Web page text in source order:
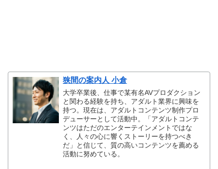
狭間の案内人 小倉
大学卒業後、仕事で某有名AVプロダクション
と関わる経験を持ち、アダルト業界に興味を
持つ。現在は、アダルトコンテンツ制作プロ
デューサーとして活動中。「アダルトコンテ
ンツはただのエンターテインメントではな
く、人々の心に響くストーリーを持つべき
だ」と信じて、質の高いコンテンツを薦める
活動に努めている。